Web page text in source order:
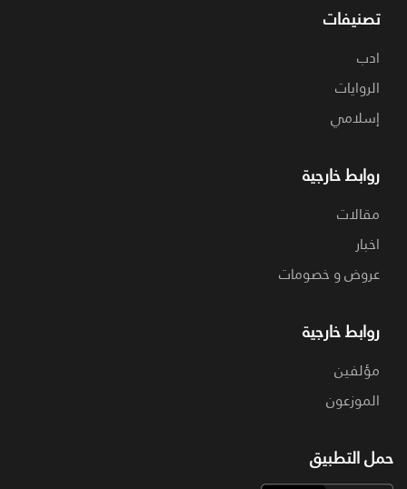
تصنيفات
ادب
الروايات
إسلامي
روابط خارجية
مقالات
اخبار
عروض و خصومات
روابط خارجية
مؤلفين
الموزعون
حمل التطبيق